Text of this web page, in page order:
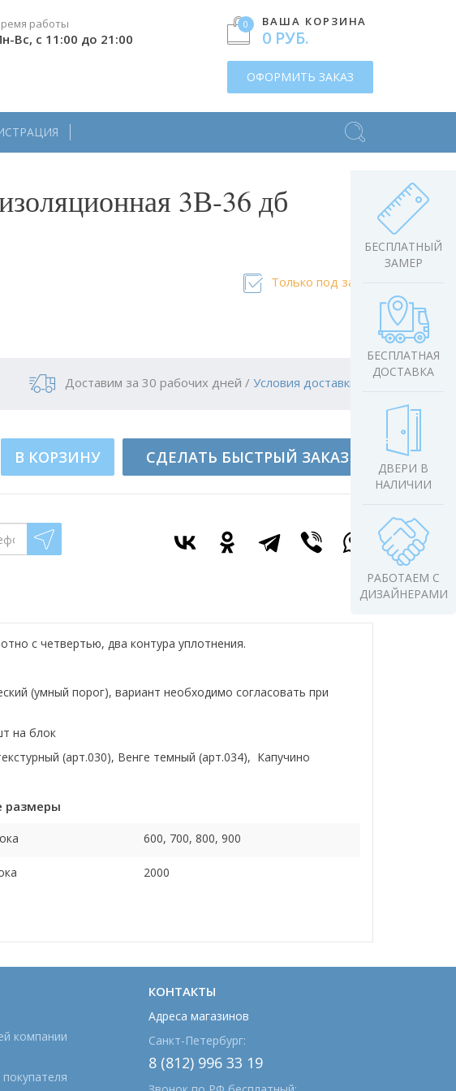
0 ВАША КОРЗИНА
0 РУБ.
ОФОРМИТЬ ЗАКАЗ
работы
Вс, с 11:00 до 21:00
БЕСПЛАТНЫЙ
ЗАМЕР
БЕСПЛАТНАЯ
ДОСТАВКА
ДВЕРИ В
НАЛИЧИИ
РАБОТАЕМ С
ДИЗАЙНЕРАМИ
3В-36 дб
Только под заказ
Доставим за 30 рабочих дней / Условия доставки
В КОРЗИНУ СДЕЛАТЬ БЫСТРЫЙ ЗАКАЗ
с четвертью, два контура уплотнения.
(умный порог), вариант необходимо согласовать при
на блок
(арт.030), Венге темный (арт.034), Капучино
размеры
600, 700, 800, 900
2000
компании
КОНТАКТЫ
Адреса магазинов
Санкт-Петербург:
8 (812) 996 33 19